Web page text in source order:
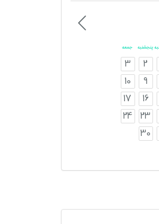
پنجشنبه
2
9
16
23
30
جمعه
3
10
17
24